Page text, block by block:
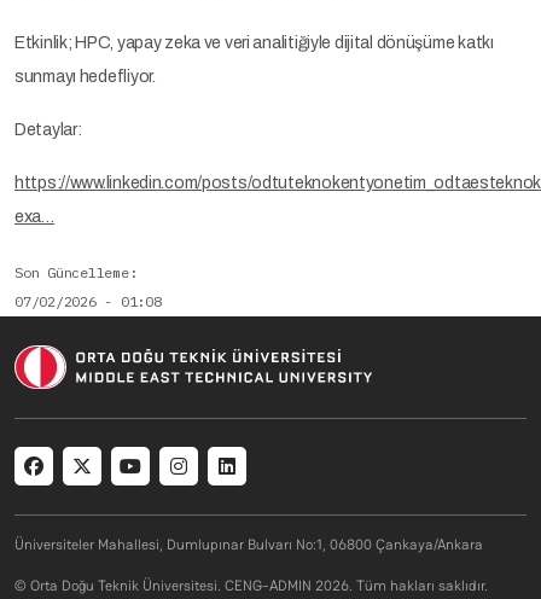
Etkinlik; HPC, yapay zeka ve veri analitiğiyle dijital dönüşüme katkı
sunmayı hedefliyor.
Detaylar:
https://www.linkedin.com/posts/
exa…
Son Güncelleme
07/02/2026 - 01:08
Social menu
Üniversiteler Mahallesi, Dumlupınar Bulvarı No:1, 06800 Çankaya/Ankara
© Orta Doğu Teknik Üniversitesi. CENG-ADMIN 2026. Tüm hakları saklıdır.